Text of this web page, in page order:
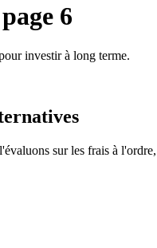
6
investir à long terme.
sur les frais à